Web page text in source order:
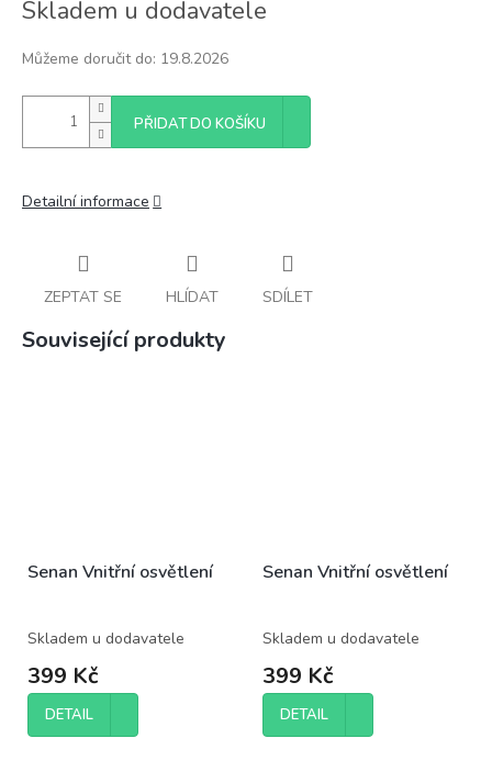
cena:
Skladem u dodavatele
Můžeme doručit do: 19.8.2026
PŘIDAT DO KOŠÍKU
Detailní informace
ZEPTAT SE HLÍDAT SDÍLET
Související produkty
Senan Vnitřní osvětlení
Skladem u dodavatele
399 Kč
DETAIL
Senan Vnitřní osvětlení
Skladem u dodavatele
399 Kč
DETAIL